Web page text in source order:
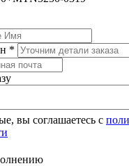
*
вы соглашаетесь с